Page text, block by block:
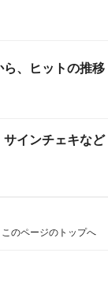
、ヒットの推移
インチェキなど
このページのトップへ